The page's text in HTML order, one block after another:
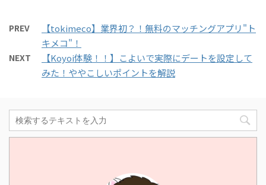
PREV
【tokimeco】業界初？！無料のマッチングアプリ"ト
キメコ"！
NEXT
【Koyoi体験！！】こよいで実際にデートを設定して
みた！ややこしいポイントを解説